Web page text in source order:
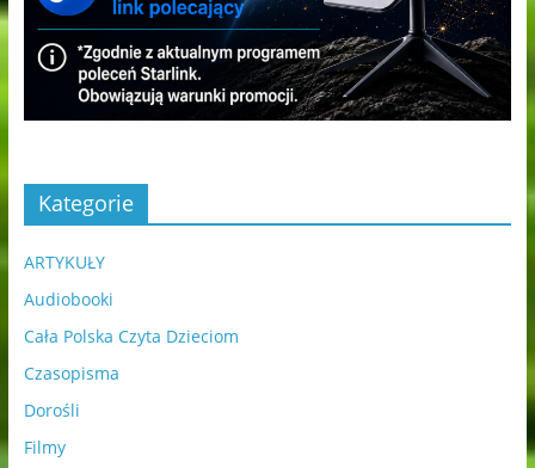
Kategorie
ARTYKUŁY
Audiobooki
Cała Polska Czyta Dzieciom
Czasopisma
Dorośli
Filmy